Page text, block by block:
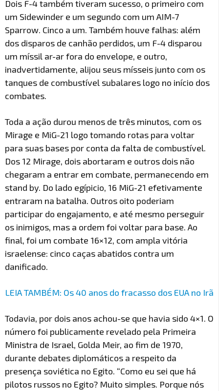
Dois F-4 também tiveram sucesso, o primeiro com
um Sidewinder e um segundo com um AIM-7
Sparrow. Cinco a um. Também houve falhas: além
dos disparos de canhão perdidos, um F-4 disparou
um míssil ar-ar fora do envelope, e outro,
inadvertidamente, alijou seus mísseis junto com os
tanques de combustível subalares logo no início dos
combates.
Toda a ação durou menos de três minutos, com os
Mirage e MiG-21 logo tomando rotas para voltar
para suas bases por conta da falta de combustível.
Dos 12 Mirage, dois abortaram e outros dois não
chegaram a entrar em combate, permanecendo em
stand by. Do lado egípicio, 16 MiG-21 efetivamente
entraram na batalha. Outros oito poderiam
participar do engajamento, e até mesmo perseguir
os inimigos, mas a ordem foi voltar para base. Ao
final, foi um combate 16×12, com ampla vitória
israelense: cinco caças abatidos contra um
danificado.
LEIA TAMBÉM: Os 40 anos do fracasso dos EUA no Irã
Todavia, por dois anos achou-se que havia sido 4×1. O
número foi publicamente revelado pela Primeira
Ministra de Israel, Golda Meir, ao fim de 1970,
durante debates diplomáticos a respeito da
presença soviética no Egito. “Como eu sei que há
pilotos russos no Egito? Muito simples. Porque nós